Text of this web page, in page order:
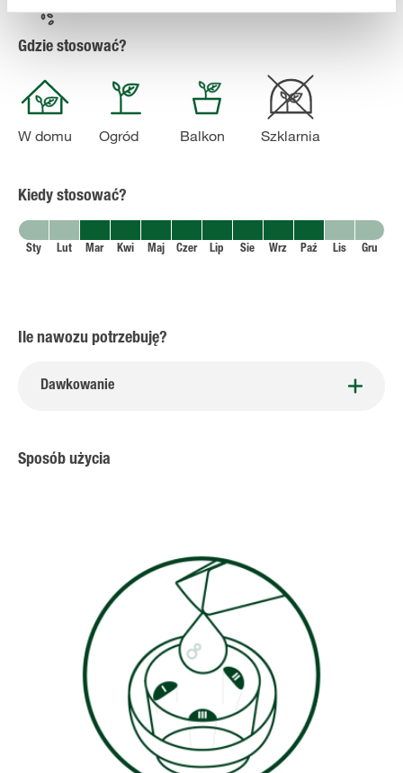
Gdzie stosować?
W domu Ogród Balkon Szklarnia
Kiedy stosować?
Sty Lut Mar Kwi Maj Czer Lip Sie Wrz Paź Lis Gru
Ile nawozu potrzebuję?
Dawkowanie
Sposób użycia